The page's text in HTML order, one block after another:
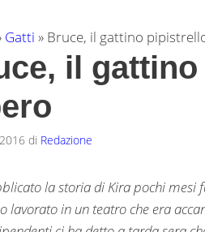
Gatti » Bruce, il gattino
il
di Redazione
la storia di Kira pochi mesi
lavorato in un teatro che era